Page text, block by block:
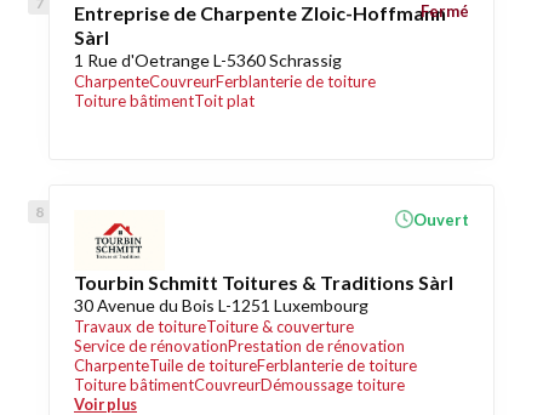
Entreprise de Charpente Zloic-Hoffmann
Sàrl
1 Rue d'Oetrange L-5360 Schrassig
CharpenteCouvreurFerblanterie de toiture
Toiture bâtimentToit plat
Fermé
Tourbin Schmitt Toitures & Traditions Sàrl
30 Avenue du Bois L-1251 Luxembourg
Travaux de toitureToiture & couverture
Service de rénovationPrestation de rénovation
CharpenteTuile de toitureFerblanterie de toiture
Toiture bâtimentCouvreurDémoussage toiture
Voir plus
Ouvert